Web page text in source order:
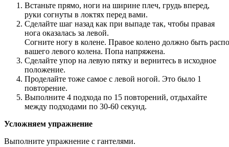
Встаньте прямо, ноги на ширине плеч, грудь вперед,
руки согнуты в локтях перед вами.
Сделайте шаг назад как при выпаде так, чтобы правая
нога оказалась за левой.
Согните ногу в колене. Правое колено должно быть
вашего левого колена. Попа напряжена.
Cделайте упор на левую пятку и вернитесь в исходное
положение.
Проделайте тоже самое с левой ногой. Это было 1
повторение.
Выполните 4 подхода по 15 повторений, отдыхайте
между подходами по 30-60 секунд.
Усложняем упражнение
Выполните упражнение с гантелями.